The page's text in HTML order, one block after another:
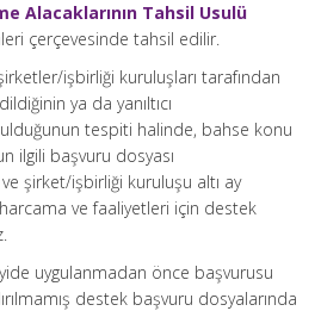
Alacaklarının Tahsil Usulü
çerçevesinde tahsil edilir.
işbirliği kuruluşları tarafından
ya da yanıltıcı
tespiti halinde, bahse konu
ilgili başvuru dosyası
şirket/işbirliği kuruluşu altı ay
ve faaliyetleri için destek
uygulanmadan önce başvurusu
destek başvuru dosyalarında